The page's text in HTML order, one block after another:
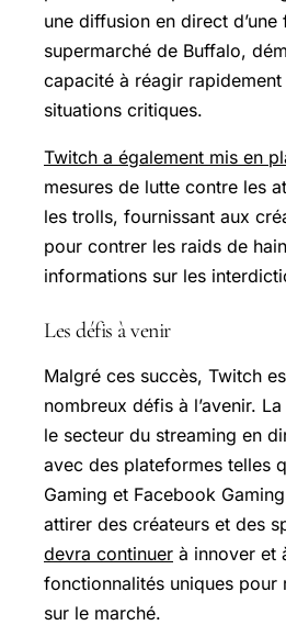
une diffusion en direct
supermarché de Buffalo,
capacité à réagir
situations critiques.
Twitch a également mis en
mesures de lutte contre les
les trolls, fournissant aux
pour contrer les raids de
informations sur les
Les défis à venir
Malgré ces succès, Twitch
nombreux défis à l’avenir.
le secteur du streaming en
avec des plateformes telles
Gaming et Facebook
attirer des créateurs et des
devra continuer à innover et
fonctionnalités uniques pour
sur le marché.